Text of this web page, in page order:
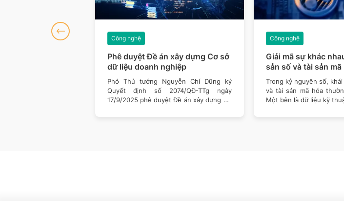
Phê duyệt Đề án xây dựng Cơ sở
dữ liệu doanh nghiệp
Công nghệ
Phó Thủ tướng Nguyễn Chí Dũng ký
Quyết định số 2074/QĐ-TTg ngày
17/9/2025 phê duyệt Đề án xây dựng Cơ
Giải mã sự khác
sản số và tài sản mã
Công nghệ
Trong kỷ nguyên số,
và tài sản mã hóa
Một bên là dữ liệu kỹ